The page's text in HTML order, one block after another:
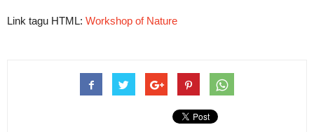
Link tagu HTML: Workshop of Nature